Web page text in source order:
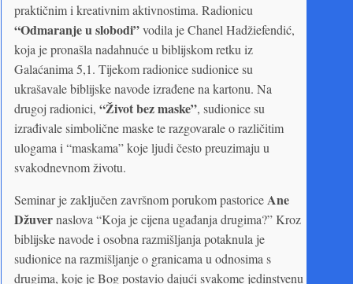
praktičnim i kreativnim aktivnostima. Radionicu
“Odmaranje u slobodi”vodila je Chanel Hadžiefendić,
koja je pronašla nadahnuće u biblijskom retku iz
Galaćanima 5,1. Tijekom radionice sudionice su
ukrašavale biblijske navode izrađene na kartonu. Na
drugoj radionici, “Život bez maske”, sudionice su
izrađivale simbolične maske te razgovarale o različitim
ulogama i “maskama” koje ljudi često preuzimaju u
svakodnevnom životu.
Seminar je zaključen završnom porukom pastoriceAne
Džuvernaslova “Koja je cijena ugađanja drugima?” Kroz
biblijske navode i osobna razmišljanja potaknula je
sudionice na razmišljanje o granicama u odnosima s
drugima, koje je Bog postavio dajući svakome jedinstvenu